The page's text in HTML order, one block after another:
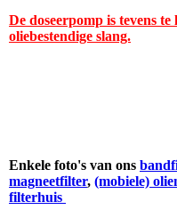
De doseerpomp is tevens
oliebestendige slang.
Enkele foto's van ons
magneetfilter, (mobiele)
filterhuis